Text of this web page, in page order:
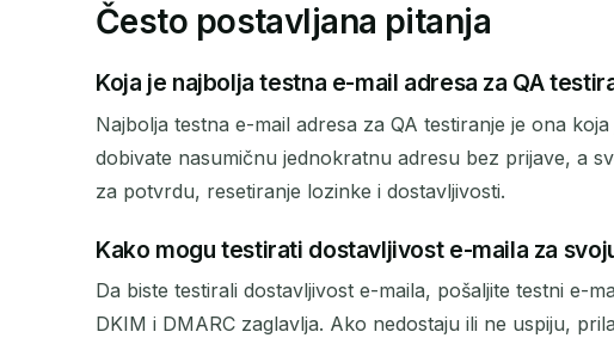
Često postavljana pitanja
Koja je najbolja testna e-mail adresa za QA
Najbolja testna e-mail adresa za QA testiranje je ona
dobivate nasumičnu jednokratnu adresu bez prijave, a
za potvrdu, resetiranje lozinke i dostavljivosti.
Kako mogu testirati dostavljivost e-maila za
Da biste testirali dostavljivost e-maila, pošaljite testni e-
DKIM i DMARC zaglavlja. Ako nedostaju ili ne uspiju,